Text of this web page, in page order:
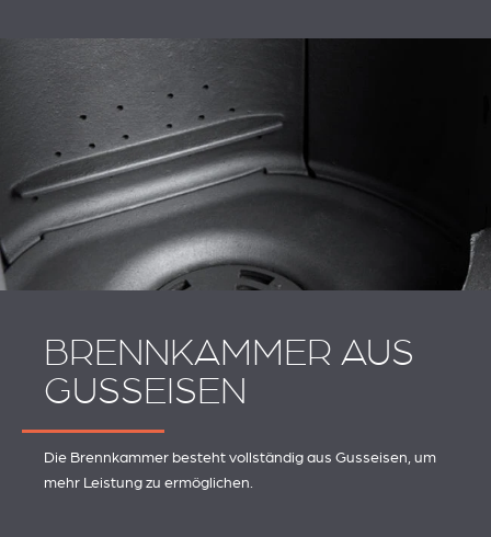
BRENNKAMMER AUS
GUSSEISEN
Die Brennkammer besteht vollständig aus Gusseisen, um
mehr Leistung zu ermöglichen.